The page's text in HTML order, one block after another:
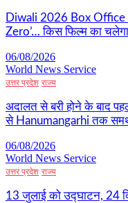
Diwali 2026 Box Office
Zero’… किस फिल्म का
06/08/2026
World News Service
उत्तर प्रदेश राज्य
अदालत से बरी होने के बाद
से Hanumangarhi तक
06/08/2026
World News Service
उत्तर प्रदेश राज्य
13 जुलाई को उद्घाटन, 24